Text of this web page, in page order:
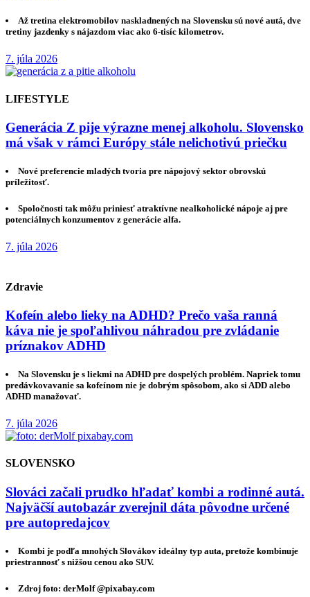
Až tretina elektromobilov naskladnených na Slovensku sú nové autá, dve
tretiny jazdenky s nájazdom viac ako 6-tisíc kilometrov.
7. júla 2026
LIFESTYLE
Generácia Z pije výrazne menej alkoholu. Slovensko
má však v rámci Európy stále nelichotivú priečku
Nové preferencie mladých tvoria pre nápojový sektor obrovskú
príležitosť.
Spoločnosti tak môžu priniesť atraktívne nealkoholické nápoje aj pre
potenciálnych konzumentov z generácie alfa.
7. júla 2026
Zdravie
Kofeín alebo lieky na ADHD? Prečo vaša ranná
káva nie je spoľahlivou náhradou pre zvládanie
príznakov ADHD
Na Slovensku je s liekmi na ADHD pre dospelých problém. Napriek tomu
predávkovavanie sa kofeínom nie je dobrým spôsobom, ako si ADD alebo
ADHD manažovať.
7. júla 2026
SLOVENSKO
Slováci začali prudko hľadať kombi a rodinné autá.
Najväčší autobazár zverejnil dáta pôvodne určené
pre autopredajcov
Kombi je podľa mnohých Slovákov ideálny typ auta, pretože kombinuje
priestrannosť s nižšou cenou ako SUV.
Zdroj foto: derMolf @pixabay.com